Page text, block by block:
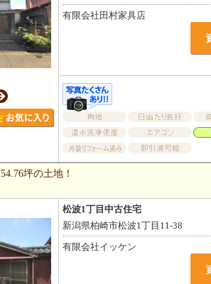
有限会社田村家具店
54.76坪の土地！
松波1丁目中古住宅
新潟県柏崎市松波1丁目11-38
有限会社イッケン